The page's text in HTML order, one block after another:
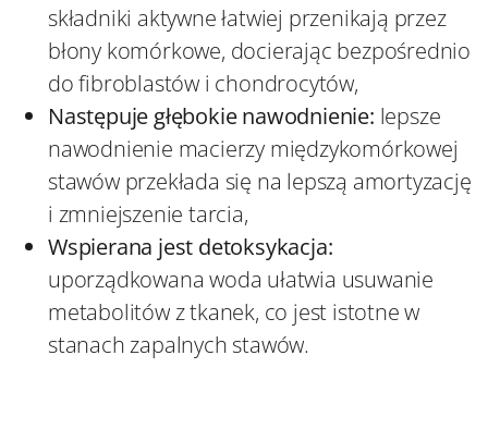
składniki aktywne łatwiej przenikają przez
błony komórkowe, docierając bezpośrednio
do fibroblastów i chondrocytów,
Następuje głębokie nawodnienie: lepsze
nawodnienie macierzy międzykomórkowej
stawów przekłada się na lepszą amortyzację
i zmniejszenie tarcia,
Wspierana jest detoksykacja:
uporządkowana woda ułatwia usuwanie
metabolitów z tkanek, co jest istotne w
stanach zapalnych stawów.